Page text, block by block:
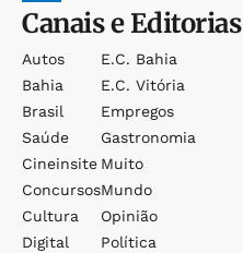
Canais e Editorias
Autos
Bahia
Brasil
Saúde
Cineinsite
Concursos
Cultura
Digital
E.c. Bahia
E.c. Vitória
Empregos
Gastronomia
Muito
Mundo
Opinião
Política